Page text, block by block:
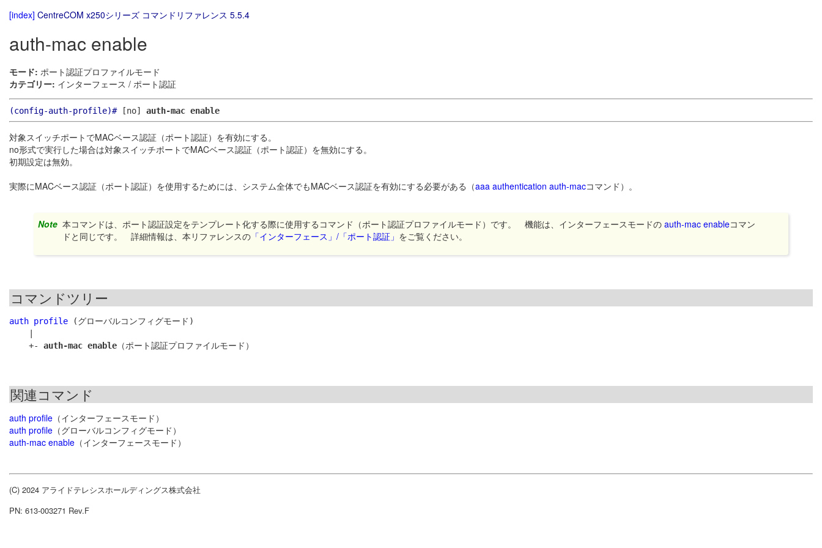
[index] CentreCOM x250シリーズ コマンドリファレンス 5.5.4
auth-mac enable
モード: ポート認証プロファイルモード
カテゴリー: インターフェース / ポート認証
(config-auth-profile)#[no] auth-mac enable
対象スイッチポートでMACベース認証（ポート認証）を有効にする。
no形式で実行した場合は対象スイッチポートでMACベース認証（ポート認証）を無効にする。
初期設定は無効。
実際にMACベース認証（ポート認証）を使用するためには、システム全体でもMACベース認証を有効にする必要がある（aaa authentication auth-macコマンド）。
Note 本コマンドは、ポート認証設定をテンプレート化する際に使用するコマンド（ポート認証プロファイルモード）です。 機能は、インターフェースモードのauth-mac enableコマン
ドと同じです。 詳細情報は、本リファレンスの 「インターフェース」/「ポート認証」 をご覧ください。
コマンドツリー
auth profile (グローバルコンフィグモード)
    +-
auth-mac enable
関連コマンド
auth profile （インターフェースモード）
auth profile （グローバルコンフィグモード）
auth-mac enable （インターフェースモード）
(C) 2024 アライドテレシスホールディングス株式会社
PN: 613-003271 Rev.F